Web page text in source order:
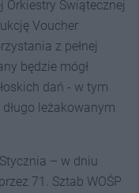
Orkiestry Świątecznej
Voucher
z pełnej
będzie mógł
dań - w tym
leżakowanym
– w dniu
71. Sztab WOŚP